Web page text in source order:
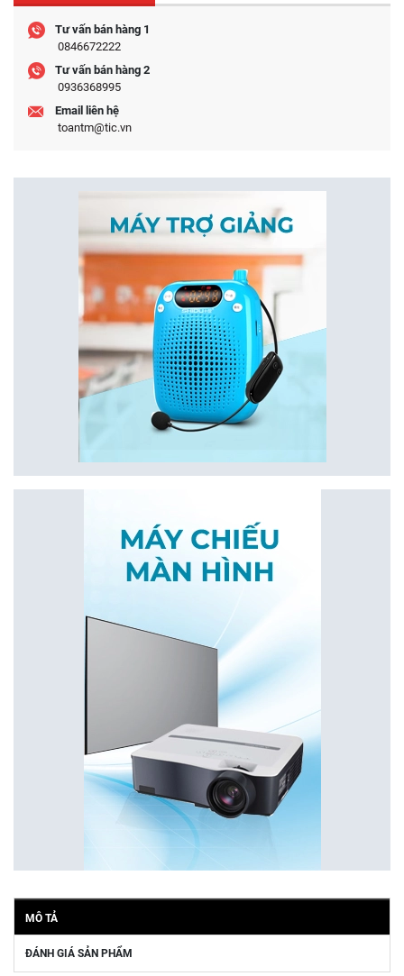
Tư vấn bán hàng 1
0846672222
Tư vấn bán hàng 2
0936368995
Email liên hệ
toantm@tic.vn
MÔ TẢ
ĐÁNH GIÁ SẢN PHẨM